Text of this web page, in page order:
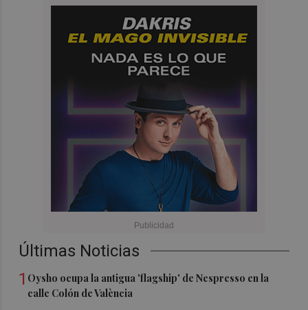
Últimas Noticias
1 Oysho ocupa la antigua 'flagship' de Nespresso en la
calle Colón de València